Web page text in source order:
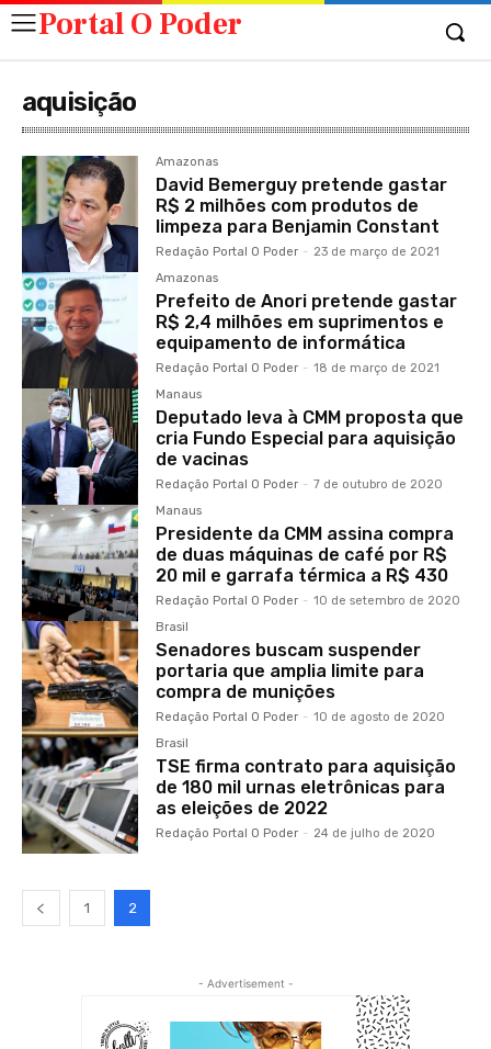
Portal O Poder
aquisição
Amazonas
David Bemerguy pretende gastar
R$ 2 milhões com produtos de
limpeza para Benjamin Constant
Redação Portal O Poder - 23 de março de 2021
Amazonas
Prefeito de Anori pretende gastar
R$ 2,4 milhões em suprimentos e
equipamento de informática
Redação Portal O Poder - 18 de março de 2021
Manaus
Deputado leva à CMM proposta que
cria Fundo Especial para aquisição
de vacinas
Redação Portal O Poder - 7 de outubro de 2020
Manaus
Presidente da CMM assina compra
de duas máquinas de café por R$
20 mil e garrafa térmica a R$ 430
Redação Portal O Poder - 10 de setembro de 2020
Brasil
Senadores buscam suspender
portaria que amplia limite para
compra de munições
Redação Portal O Poder - 10 de agosto de 2020
Brasil
TSE firma contrato para aquisição
de 180 mil urnas eletrônicas para
as eleições de 2022
Redação Portal O Poder - 24 de julho de 2020
1 2
- Advertisement -